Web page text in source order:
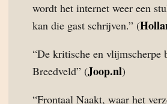
wordt het internet weer een
kan die gast schrijven.” (
“De kritische en vlijmscherpe
Breedveld” (Joop.nl)
“Frontaal Naakt, waar het